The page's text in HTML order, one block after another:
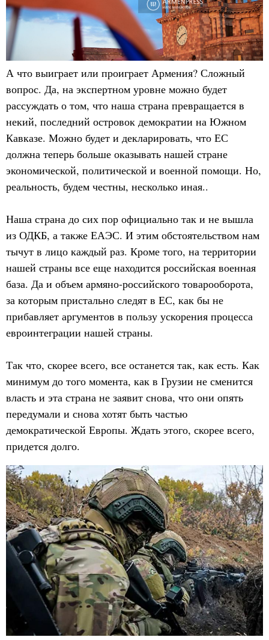
А что выиграет или проиграет Армения? Сложный
вопрос. Да, на экспертном уровне можно будет
рассуждать о том, что наша страна превращается в
некий, последний островок демократии на Южном
Кавказе. Можно будет и декларировать, что ЕС
должна теперь больше оказывать нашей стране
экономической, политической и военной помощи. Но,
реальность, будем честны, несколько иная..
Наша страна до сих пор официально так и не вышла
из ОДКБ, а также ЕАЭС. И этим обстоятельством нам
тычут в лицо каждый раз. Кроме того, на территории
нашей страны все еще находится российская военная
база. Да и объем армяно-российского товарооборота,
за которым пристально следят в ЕС, как бы не
прибавляет аргументов в пользу ускорения процесса
евроинтеграции нашей страны.
Так что, скорее всего, все останется так, как есть. Как
минимум до того момента, как в Грузии не сменится
власть и эта страна не заявит снова, что они опять
передумали и снова хотят быть частью
демократической Европы. Ждать этого, скорее всего,
придется долго.